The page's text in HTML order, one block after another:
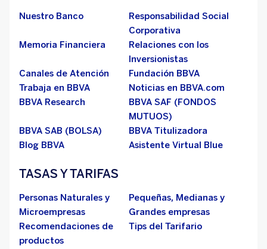
Nuestro Banco
Responsabilidad Social
Corporativa
Memoria Financiera
Relaciones con los
Inversionistas
Canales de Atención
Fundación BBVA
Trabaja en BBVA
Noticias en BBVA.com
BBVA Research
BBVA SAF (FONDOS
MUTUOS)
BBVA SAB (BOLSA)
BBVA Titulizadora
Blog BBVA
Asistente Virtual Blue
TASAS Y TARIFAS
Personas Naturales y
Microempresas
Pequeñas, Medianas y
Grandes empresas
Recomendaciones de
productos
Tips del Tarifario